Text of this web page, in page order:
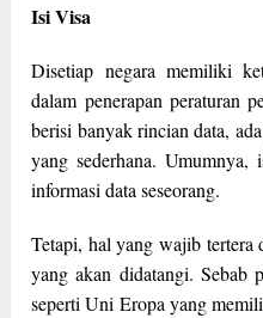
Isi Visa
Disetiap negara memiliki
dalam penerapan peraturan
berisi banyak rincian data,
yang sederhana.
informasi data seseorang.
Tetapi, hal yang wajib tertera
yang akan didatangi. Sebab
seperti Uni Eropa yang